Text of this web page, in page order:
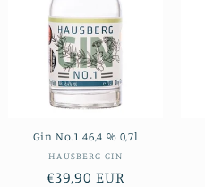
Gin No.1 46,4 % 0,7l
Anbieter:
HAUSBERG GIN
Normaler
€39,90 EUR